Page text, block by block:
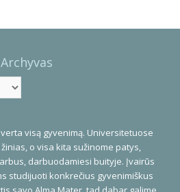
Archyvas
visą gyvenimą. Universitetuose
o visa kita sužinome patys,
darbuodamiesi buityje. Įvairūs
studijuoti konkrečius gyvenimiškus